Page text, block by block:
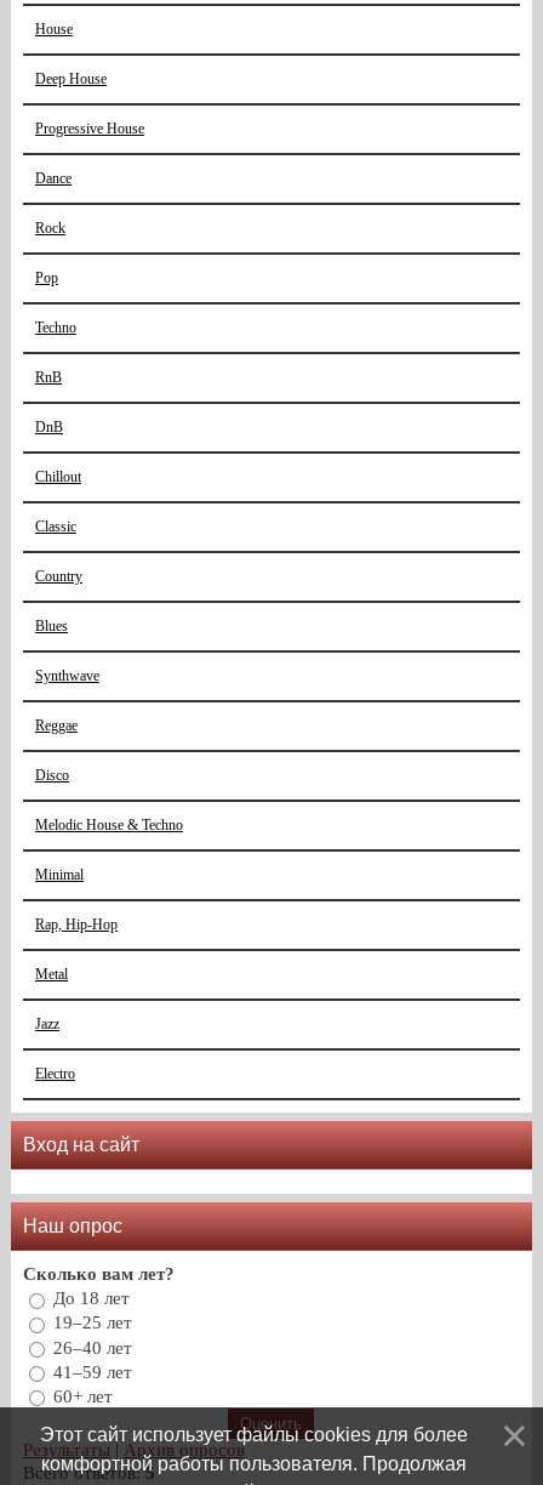
House
Deep House
Progressive House
Dance
Rock
Pop
Techno
RnB
DnB
Chillout
Classic
Country
Blues
Synthwave
Reggae
Disco
Melodic House & Techno
Minimal
Rap, Hip-Hop
Metal
Jazz
Electro
Вход на сайт
Наш опрос
Сколько вам лет?
До 18 лет
19–25 лет
26–40 лет
41–59 лет
60+ лет
Результаты | Архив опросов
Всего ответов:5
Этот сайт использует файлы cookies для более
комфортной работы пользователя. Продолжая